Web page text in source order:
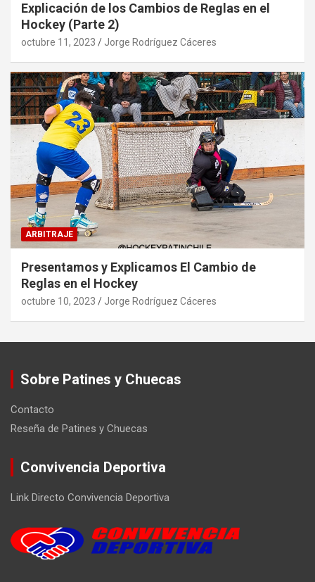
Explicación de los Cambios de Reglas en el
Hockey (Parte 2)
octubre 11, 2023 Jorge Rodríguez Cáceres
ARBITRAJE
Presentamos y Explicamos El Cambio de
Reglas en el Hockey
octubre 10, 2023 Jorge Rodríguez Cáceres
Sobre Patines y Chuecas
Contacto
Reseña de Patines y Chuecas
Convivencia Deportiva
Link Directo Convivencia Deportiva